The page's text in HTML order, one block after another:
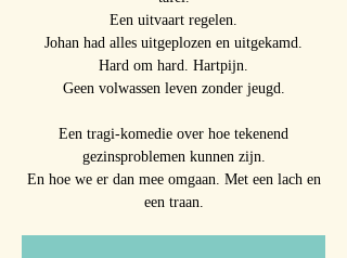
Een uitvaart regelen.
Johan had alles uitgeplozen en uitgekamd.
Hard om hard. Hartpijn.
Geen volwassen leven zonder jeugd.
Een tragi-komedie over hoe tekenend
gezinsproblemen kunnen zijn.
En hoe we er dan mee omgaan. Met een lach en
een traan.